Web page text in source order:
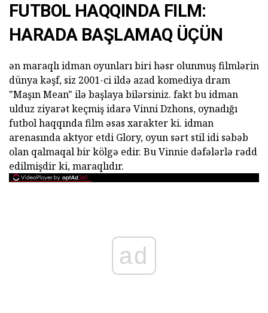
FUTBOL HAQQINDA FILM:
HARADA BAŞLAMAQ ÜÇÜN
ən maraqlı idman oyunları biri həsr olunmuş filmlərin
dünya kəşf, siz 2001-ci ildə azad komediya dram
"Maşın Mean" ilə başlaya bilərsiniz. fakt bu idman
ulduz ziyarət keçmiş idarə Vinni Dzhons, oynadığı
futbol haqqında film əsas xarakter ki. idman
arenasında aktyor etdi Glory, oyun sərt stil idi səbəb
olan qalmaqal bir kölgə edir. Bu Vinnie dəfələrlə rədd
edilmişdir ki, maraqlıdır.
ad